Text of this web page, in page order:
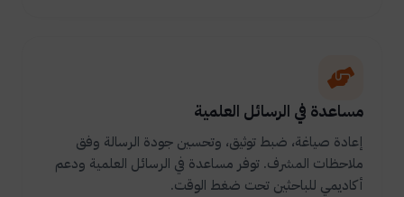
مساعدة في الرسائل العلمية
إعادة صياغة، ضبط توثيق، وتحسين جودة الرسالة وفق
ملاحظات المشرف. توفر مساعدة في الرسائل العلمية ودعم
أكاديمي للباحثين تحت ضغط الوقت.